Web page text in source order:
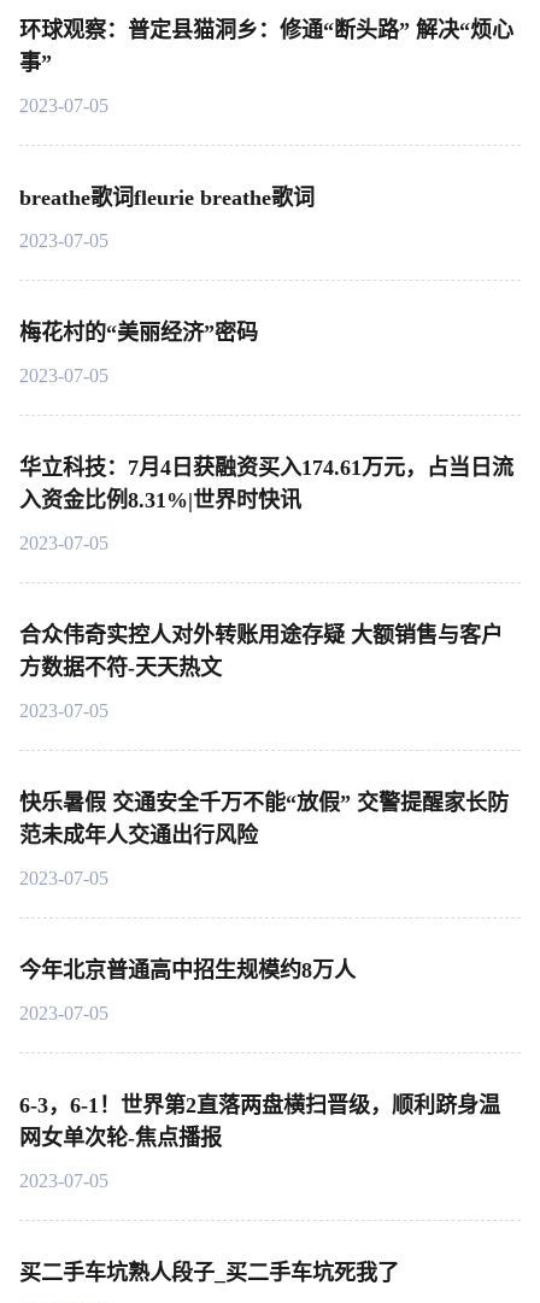
环球观察：普定县猫洞乡：修通“断头路” 解决“烦心
事”
2023-07-05
breathe歌词fleurie breathe歌词
2023-07-05
梅花村的“美丽经济”密码
2023-07-05
华立科技：7月4日获融资买入174.61万元，占当日流
入资金比例8.31%|世界时快讯
2023-07-05
合众伟奇实控人对外转账用途存疑 大额销售与客户
方数据不符-天天热文
2023-07-05
快乐暑假 交通安全千万不能“放假” 交警提醒家长防
范未成年人交通出行风险
2023-07-05
今年北京普通高中招生规模约8万人
2023-07-05
6-3，6-1！世界第2直落两盘横扫晋级，顺利跻身温
网女单次轮-焦点播报
2023-07-05
买二手车坑熟人段子_买二手车坑死我了